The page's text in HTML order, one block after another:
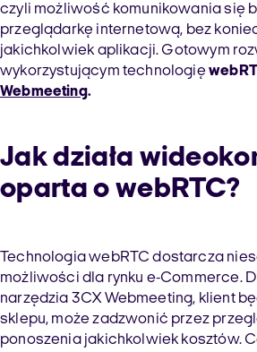
czyli możliwość komunikowania się
przeglądarkę internetową, bez
jakichkolwiek aplikacji. Gotowym
wykorzystującym technologię
Webmeeting.
Jak działa
oparta o webRTC?
Technologia webRTC dostarcza
możliwości dla rynku e-Commerce.
narzędzia 3CX Webmeeting, klient
sklepu, może zadzwonić przez
ponoszenia jakichkolwiek kosztów.